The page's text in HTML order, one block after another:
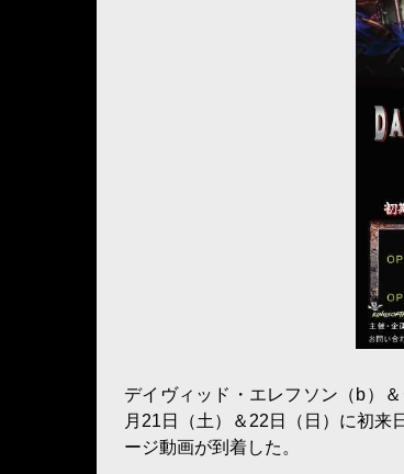
デイヴィッド・エレフソン（b）
月21日（土）＆22日（日）に初来
ージ動画が到着した。